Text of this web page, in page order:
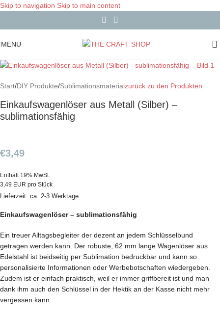
Skip to navigation Skip to main content
MENU
Start/DIY Produkte/Sublimationsmaterialzurück zu den Produkten
Einkaufswagenlöser aus Metall (Silber) –
sublimationsfähig
€3,49
Enthält 19% MwSt.
3,49 EUR pro Stück
Lieferzeit: ca. 2-3 Werktage
Einkaufswagenlöser – sublimationsfähig
Ein treuer Alltagsbegleiter der dezent an jedem Schlüsselbund
getragen werden kann. Der robuste, 62 mm lange Wagenlöser aus
Edelstahl ist beidseitig per Sublimation bedruckbar und kann so
personalisierte Informationen oder Werbebotschaften wiedergeben.
Zudem ist er einfach praktisch, weil er immer griffbereit ist und man
dank ihm auch den Schlüssel in der Hektik an der Kasse nicht mehr
vergessen kann.